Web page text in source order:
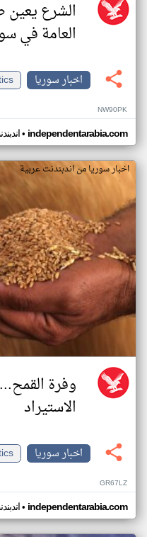
الشرع يعين
العامة في
اخبار سوريا
NW90PK
• independentarabia.com
اخبار سوريا من اندبندنت عربية
وفرة
الاستيراد
اخبار سوريا
GR67LZ
• independentarabia.com